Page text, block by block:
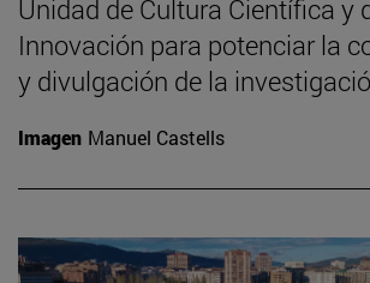
Unidad de Cultura Científica y
Innovación para potenciar la
y divulgación de la
Imagen Manuel Castells